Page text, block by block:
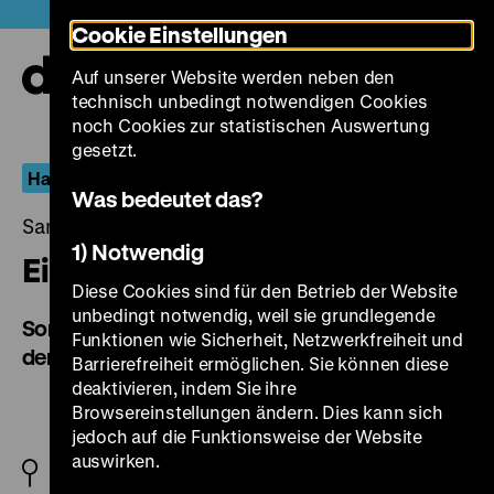
zum
Seiteninhalt
springen
Hannah Arendt und der Eichmann-Prozess
Samstag, 04. Juli 2020, 21.00 Uhr
Eine Epoche vor Gericht
Sonderbericht des deutschen Fernsehens über
den Eichmann-Prozeß in Jerusalem
BRD 1961/1962
Cookie Einstellungen
Auf unserer Website werden neben den
technisch unbedingt notwendigen Cookies
noch Cookies zur statistischen Auswertung
gesetzt.
Was bedeutet das?
1) Notwendig
Diese Cookies sind für den Betrieb der Website
unbedingt notwendig, weil sie grundlegende
Funktionen wie Sicherheit, Netzwerkfreiheit und
Barrierefreiheit ermöglichen. Sie können diese
deaktivieren, indem Sie ihre
Browsereinstellungen ändern. Dies kann sich
jedoch auf die Funktionsweise der Website
auswirken.